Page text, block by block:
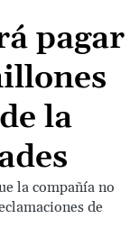
pagar
la
la compañía no
de